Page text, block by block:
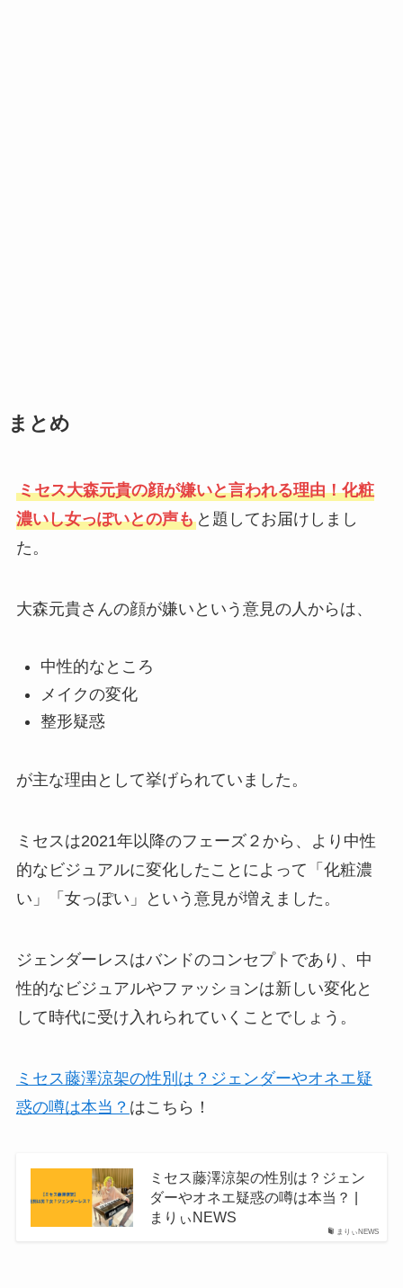
まとめ
ミセス大森元貴の顔が嫌いと言われる理由！化粧
濃いし女っぽいとの声もと題してお届けしまし
た。
大森元貴さんの顔が嫌いという意見の人からは、
中性的なところ
メイクの変化
整形疑惑
が主な理由として挙げられていました。
ミセスは2021年以降のフェーズ２から、より中性
的なビジュアルに変化したことによって「化粧濃
い」「女っぽい」という意見が増えました。
ジェンダーレスはバンドのコンセプトであり、中
性的なビジュアルやファッションは新しい変化と
して時代に受け入れられていくことでしょう。
ミセス藤澤涼架の性別は？ジェンダーやオネエ疑
惑の噂は本当？ はこちら！
まりぃNEWS
ミセス藤澤涼架の性別は？ジェン
ダーやオネエ疑惑の噂は本当？ |
まりぃNEWS